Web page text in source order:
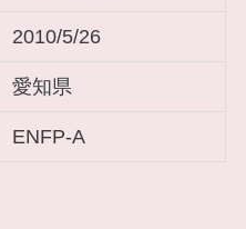
2010/5/26
愛知県
ENFP-A